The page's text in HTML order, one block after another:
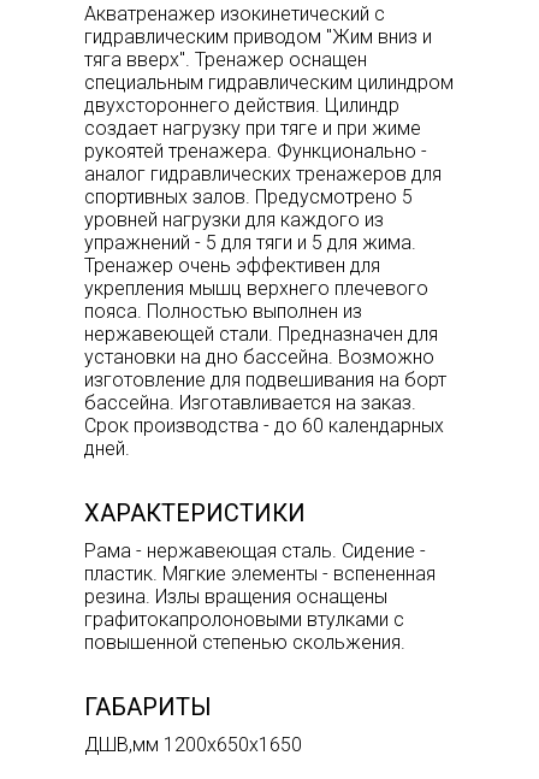
Акватренажер изокинетический с
гидравлическим приводом "Жим вниз и
тяга вверх". Тренажер оснащен
специальным гидравлическим цилиндром
двухстороннего действия. Цилиндр
создает нагрузку при тяге и при жиме
рукоятей тренажера. Функционально -
аналог гидравлических тренажеров для
спортивных залов. Предусмотрено 5
уровней нагрузки для каждого из
упражнений - 5 для тяги и 5 для жима.
Тренажер очень эффективен для
укрепления мышц верхнего плечевого
пояса. Полностью выполнен из
нержавеющей стали. Предназначен для
установки на дно бассейна. Возможно
изготовление для подвешивания на борт
бассейна. Изготавливается на заказ.
Срок производства - до 60 календарных
дней.
ХАРАКТЕРИСТИКИ
Рама - нержавеющая сталь. Сидение -
пластик. Мягкие элементы - вспененная
резина. Излы вращения оснащены
графитокапролоновыми втулками с
повышенной степенью скольжения.
ГАБАРИТЫ
ДШВ,мм 1200х650х1650